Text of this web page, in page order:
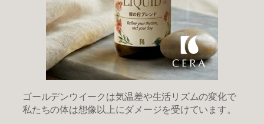
ゴールデンウイークは気温差や生活リズムの変化で
私たちの体は想像以上にダメージを受けています。